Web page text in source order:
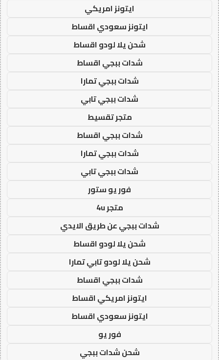
ايتونز امريكي
ايتونز سعودي اقساط
شحن يلا لودو اقساط
شدات ببجي اقساط
شدات ببجي تمارا
شدات ببجي تابي
متجر تقسيط
شدات ببجي اقساط
شدات ببجي تمارا
شدات ببجي تابي
فور يو ستور
متجر 4u
شدات ببجي عن طريق الايدي
شحن يلا لودو اقساط
شحن يلا لودو تابي تمارا
شدات ببجي اقساط
ايتونز امريكي اقساط
ايتونز سعودي اقساط
فور يو
شحن شدات ببجي